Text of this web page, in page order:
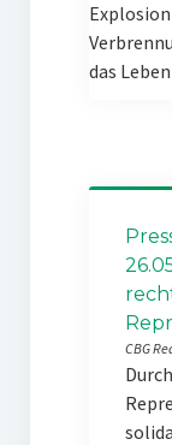
das
CBG